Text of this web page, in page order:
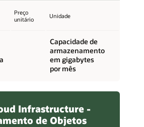
Preço
unitário
Unidade
Capacidade de
armazenamento
em gigabytes
por mês
Infrastructure -
de Objetos